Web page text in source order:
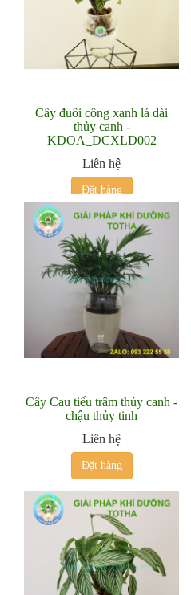
Cây đuôi công xanh lá dài
thủy canh -
KDOA_DCXLD002
Liên hệ
Đặt hàng
Cây Cau tiểu trâm thủy canh -
chậu thủy tinh
Liên hệ
Đặt hàng